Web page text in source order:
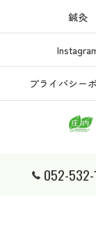
052-532-
鍼灸
プライバシー
© 2026 愛知県、名古